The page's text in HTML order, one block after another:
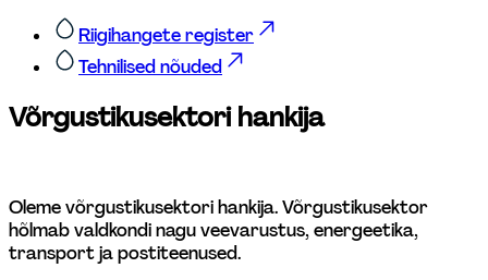
Riigihangete register
Tehnilised nõuded
Võrgustikusektori hankija
Oleme võrgustikusektori hankija. Võrgustikusektor
hõlmab valdkondi nagu veevarustus, energeetika,
transport ja postiteenused.